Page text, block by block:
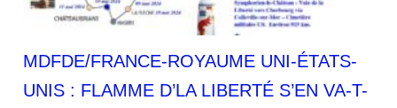
MDFDE/FRANCE-ROYAUME UNI-ÉTATS-
UNIS : FLAMME D’LA LIBERTÉ S’EN VA-T-